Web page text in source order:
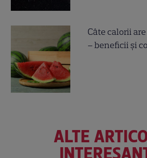
Câte calorii
– beneficii și
ALTE